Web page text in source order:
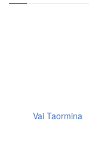
Vai Taormina